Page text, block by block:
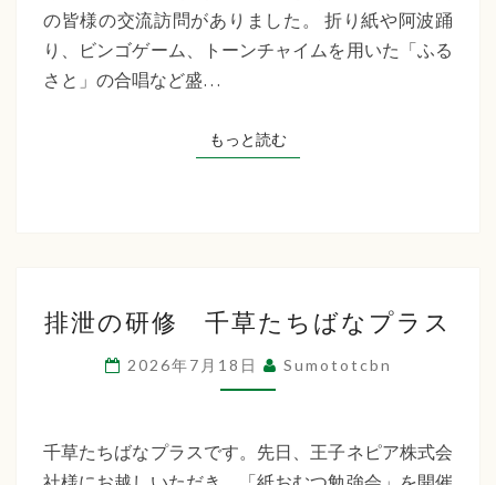
制
交
問
の皆様の交流訪問がありました。 折り紙や阿波踊
り、ビンゴゲーム、トーンチャイムを用いた「ふる
さと」の合唱など盛…
もっと読むもっと読む
泄
の
研
千
草
排泄の研修 千草たちばなプラス
2026年7月18日 Sumototcbn
千草たちばなプラスです。先日、王子ネピア株式会